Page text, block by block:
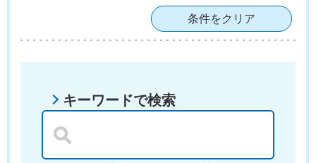
条件をクリア
キーワードで検索